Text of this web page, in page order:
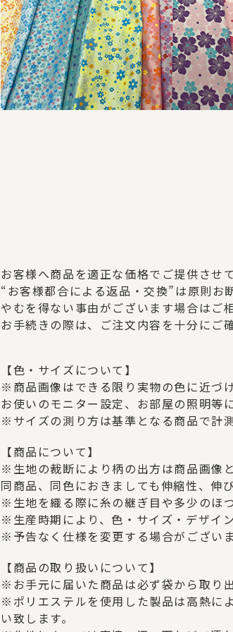
お客様へ商品を適正な価格でご提供させ
“お客様都合による返品・交換”は原則お
やむを得ない事由がございます場合はご
お手続きの際は、ご注文内容を十分にご
【色・サイズについて】
※商品画像はできる限り実物の色に近づ
お使いのモニター設定、お部屋の照明等
※サイズの測り方は基準となる商品で計
【商品について】
※生地の裁断により柄の出方は商品画像
同商品、同色におきましても伸縮性、伸
※生地を織る際に糸の継ぎ目や多少のほ
※生産時期により、色・サイズ・デザイ
※予告なく仕様を変更する場合がございま
【商品の取り扱いについて】
※お手元に届いた商品は必ず袋から取り
※ポリエステルを使用した製品は高熱に
い致します。